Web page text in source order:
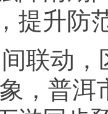
提升防
动，
，普